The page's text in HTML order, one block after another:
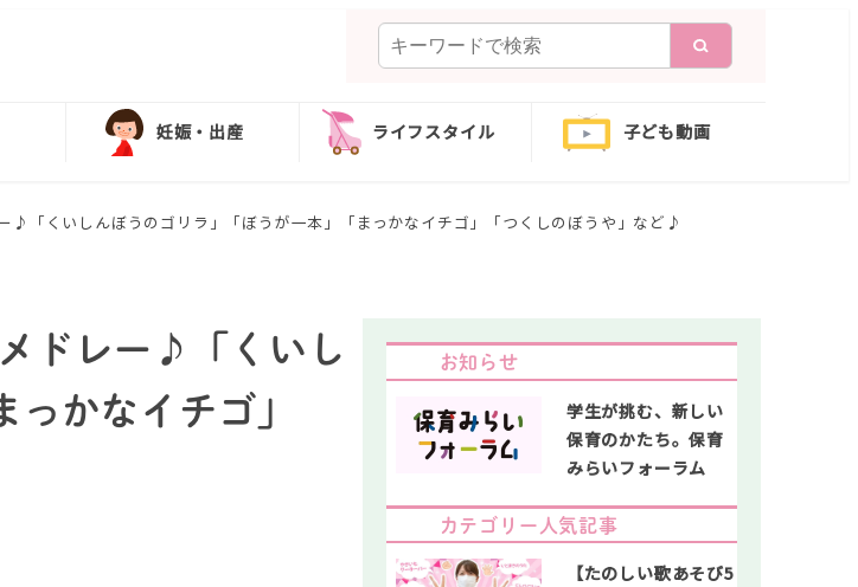
索
妊娠・出産 ライフスタイル 子ども動画
♪「くいしんぼうのゴリラ」「ぼうが一本」「まっかなイチゴ」「つくしのぼうや」など♪
ドレー♪「くいし
かなイチゴ」
お知らせ
学生が挑む、新しい
保育のかたち。保育
みらいフォーラム
カテゴリー人気記事
【たのしい歌あそび5